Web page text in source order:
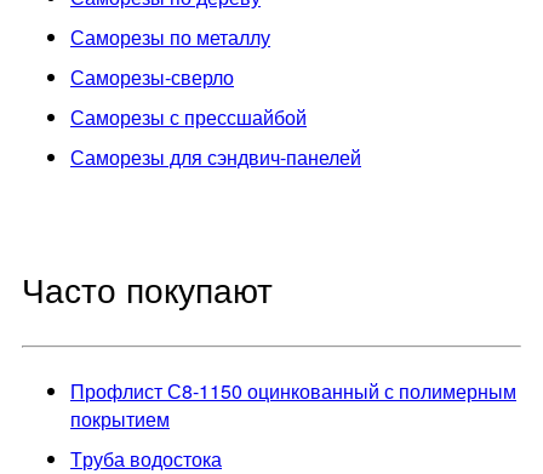
Саморезы по металлу
Саморезы-сверло
Саморезы с прессшайбой
Саморезы для сэндвич-панелей
Часто покупают
Профлист С8-1150 оцинкованный с полимерным
покрытием
Труба водостока